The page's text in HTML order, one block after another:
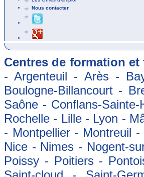
Nous contacter
Centres de formation
- Argenteuil - Arès -
Boulogne-Billancourt -
Saône - Conflans-
Rochelle - Lille - Lyon -
- Montpellier - Montreuil
Nice - Nimes - Nogent-
Poissy - Poitiers -